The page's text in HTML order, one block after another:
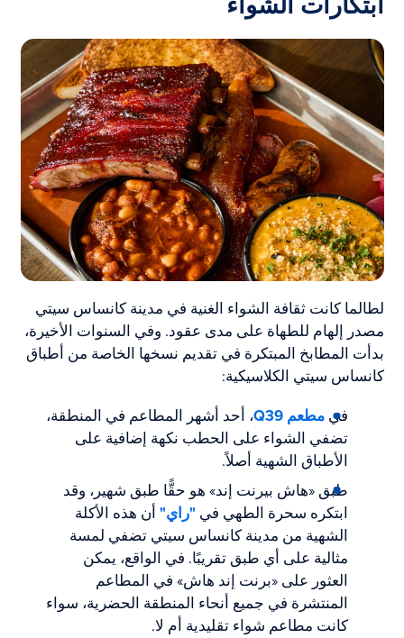
لطالما كانت ثقافة الشواء الغنية في مدينة كانساس سيتي
مصدر إلهام للطهاة على مدى عقود. وفي السنوات الأخيرة،
بدأت المطابخ المبتكرة في تقديم نسخها الخاصة من أطباق
كانساس سيتي الكلاسيكية:
فيمطعم Q39
، أحد أشهر المطاعم في المنطقة،
تضفي الشواء على الحطب نكهة إضافية على
الأطباق الشهية أصلاً.
طبق «هاش بيرنت إند» هو حقًّا طبق شهير، وقد
ابتكره سحرة الطهي في "راي" أن هذه الأكلة
الشهية من مدينة كانساس سيتي تضفي لمسة
مثالية على أي طبق تقريبًا. في الواقع، يمكن
العثور على «برنت إند هاش» في المطاعم
المنتشرة في جميع أنحاء المنطقة الحضرية، سواء
كانت مطاعم شواء تقليدية أم لا.